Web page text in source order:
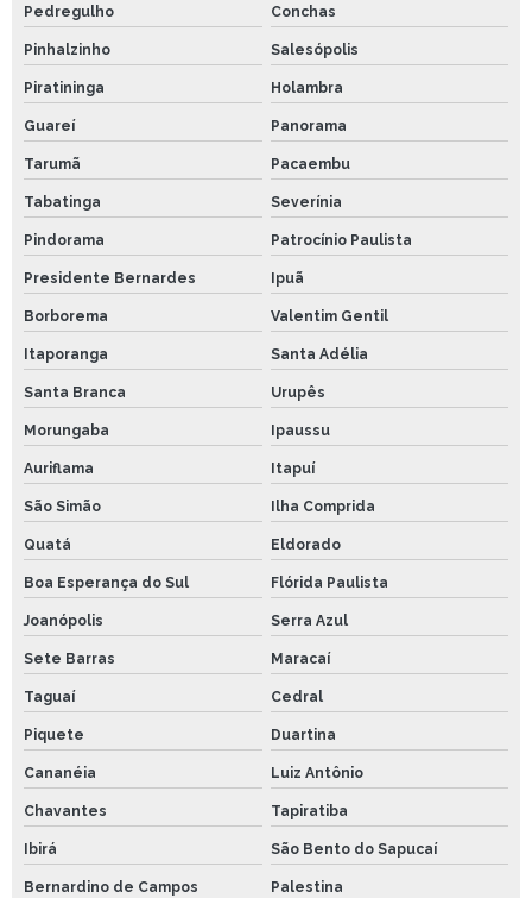
Pedregulho Conchas
Pinhalzinho Salesópolis
Piratininga Holambra
Guareí Panorama
Tarumã Pacaembu
Tabatinga Severínia
Pindorama Patrocínio Paulista
Presidente Bernardes Ipuã
Borborema Valentim Gentil
Itaporanga Santa Adélia
Santa Branca Urupês
Morungaba Ipaussu
Auriflama Itapuí
São Simão Ilha Comprida
Quatá Eldorado
Boa Esperança do Sul Flórida Paulista
Joanópolis Serra Azul
Sete Barras Maracaí
Taguaí Cedral
Piquete Duartina
Cananéia Luiz Antônio
Chavantes Tapiratiba
Ibirá São Bento do Sapucaí
Bernardino de Campos Palestina